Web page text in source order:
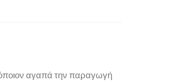
όποιον αγαπά την παραγωγή